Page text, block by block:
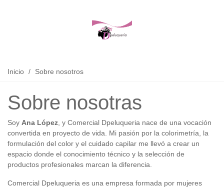
Inicio / Sobre nosotros
Sobre nosotras
Soy Ana López , y Comercial Dpeluqueria nace de una vocación
convertida en proyecto de vida. Mi pasión por la colorimetría, la
formulación del color y el cuidado capilar me llevó a crear un
espacio donde el conocimiento técnico y la selección de
productos profesionales marcan la diferencia.
Comercial Dpeluqueria es una empresa formada por mujeres